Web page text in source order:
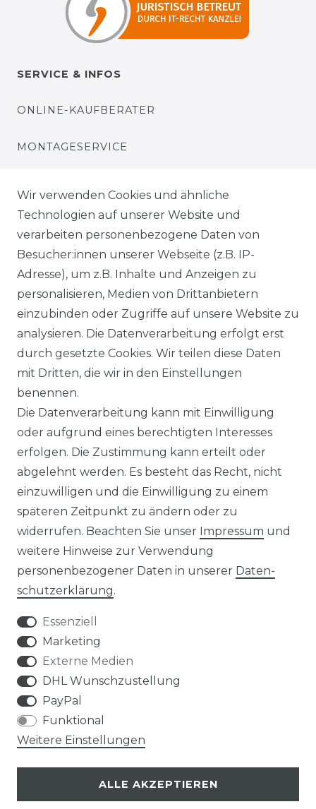
SERVICE & INFOS
ONLINE-KAUFBERATER
MONTAGESERVICE
BEZAHLUNG
KLIMA- UND UMWELTSCHUTZ
LEXIKON
UNTERNEHMEN
ÜBER UNS
HERSTELLER
REFERENZEN
VERTRAG WIDERRUFEN
Klimaprofis GmbH & Co. KG
Design & supervision by MILLER
© Copyright 2026 | Alle Rechte vorbehalten.
Wir verwenden Cookies und ähnliche
Technologien auf unserer Website und
verarbeiten personenbezogene Daten von
Besucher:innen unserer Webseite (z.B. IP-
Adresse), um z.B. Inhalte und Anzeigen zu
personalisieren, Medien von Drittanbietern
einzubinden oder Zugriffe auf unsere Website zu
analysieren. Die Datenverarbeitung erfolgt erst
durch gesetzte Cookies. Wir teilen diese Daten
mit Dritten, die wir in den Einstellungen
benennen.
Die Datenverarbeitung kann mit Einwilligung
oder aufgrund eines berechtigten Interesses
erfolgen. Die Zustimmung kann erteilt oder
abgelehnt werden. Es besteht das Recht, nicht
einzuwilligen und die Einwilligung zu einem
späteren Zeitpunkt zu ändern oder zu
widerrufen. Beachten Sie unser Impressum und
weitere Hinweise zur Verwendung
personenbezogener Daten in unserer Daten­
schutz­erklärung.
Essenziell
Marketing
Externe Medien
DHL Wunschzustellung
PayPal
Funktional
Weitere Einstellungen
ALLE AKZEPTIEREN